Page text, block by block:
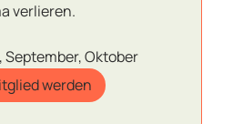
verlieren.
September, Oktober
werden